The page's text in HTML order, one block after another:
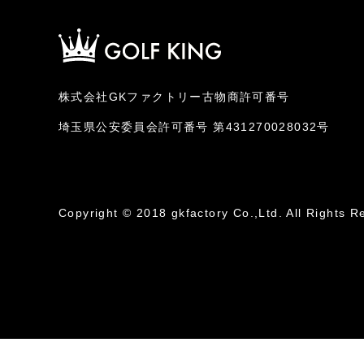
株式会社GKファクトリー古物商許可番号
埼玉県公安委員会許可番号 第431270028032号
Copyright © 2018 gkfactory Co.,Ltd. All Rights